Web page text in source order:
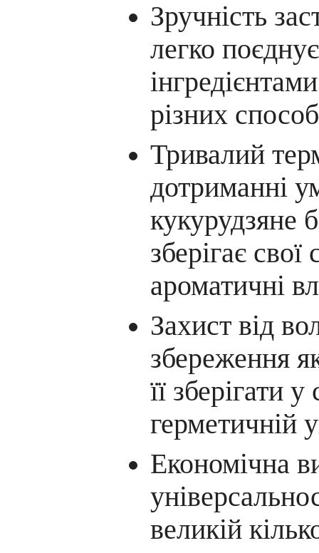
Зручність
легко
різних
Тривалий
дотриманні
кукурудзяне
зберігає свої
ароматичні
Захист від
збереження
її зберігати
герметичній
Економічна
великій